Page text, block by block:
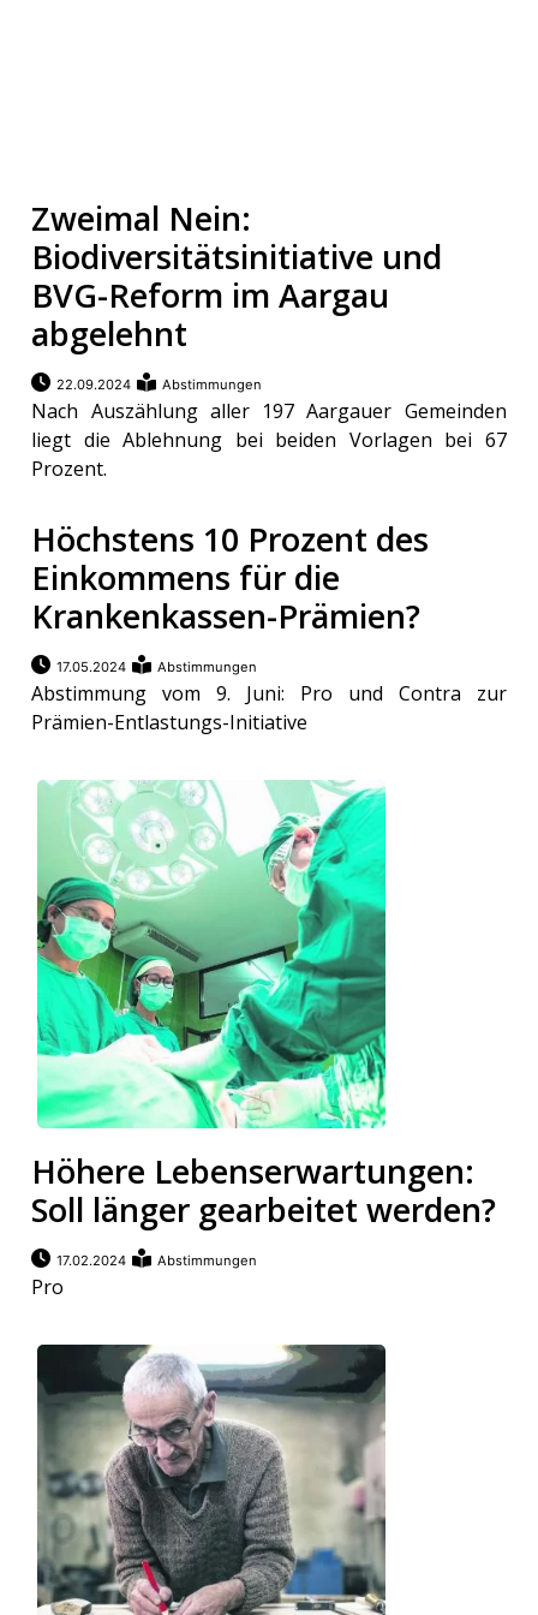
Zweimal Nein:
Biodiversitätsinitiative und
BVG-Reform im Aargau
abgelehnt
22.09.2024 Abstimmungen
Nach Auszählung aller 197 Aargauer Gemeinden
liegt die Ablehnung bei beiden Vorlagen bei 67
Prozent.
Höchstens 10 Prozent des
Einkommens für die
Krankenkassen-Prämien?
17.05.2024 Abstimmungen
Abstimmung vom 9. Juni: Pro und Contra zur
Prämien-Entlastungs-Initiative
Höhere Lebenserwartungen:
Soll länger gearbeitet werden?
17.02.2024 Abstimmungen
Pro